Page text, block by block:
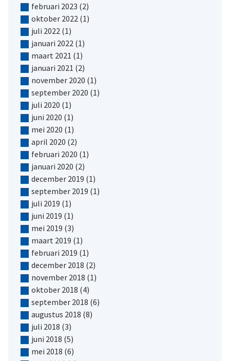
februari 2023 (2)
oktober 2022 (1)
juli 2022 (1)
januari 2022 (1)
maart 2021 (1)
januari 2021 (2)
november 2020 (1)
september 2020 (1)
juli 2020 (1)
juni 2020 (1)
mei 2020 (1)
april 2020 (2)
februari 2020 (1)
januari 2020 (2)
december 2019 (1)
september 2019 (1)
juli 2019 (1)
juni 2019 (1)
mei 2019 (3)
maart 2019 (1)
februari 2019 (1)
december 2018 (2)
november 2018 (1)
oktober 2018 (4)
september 2018 (6)
augustus 2018 (8)
juli 2018 (3)
juni 2018 (5)
mei 2018 (6)